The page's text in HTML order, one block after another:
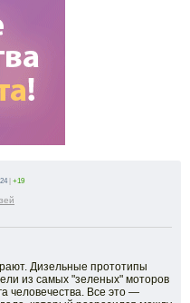
+19
Дизельные прототипы
из самых "зеленых" моторов
человечества. Все это —